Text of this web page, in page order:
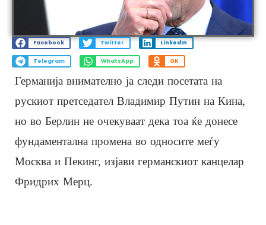
Facebook Twitter LinkedIn
Telegram WhatsApp OK
Германија внимателно ја следи посетата на
рускиот претседател Владимир Путин на Кина,
но во Берлин не очекуваат дека тоа ќе донесе
фундаментална промена во односите меѓу
Москва и Пекинг, изјави германскиот канцелар
Фридрих Мерц.